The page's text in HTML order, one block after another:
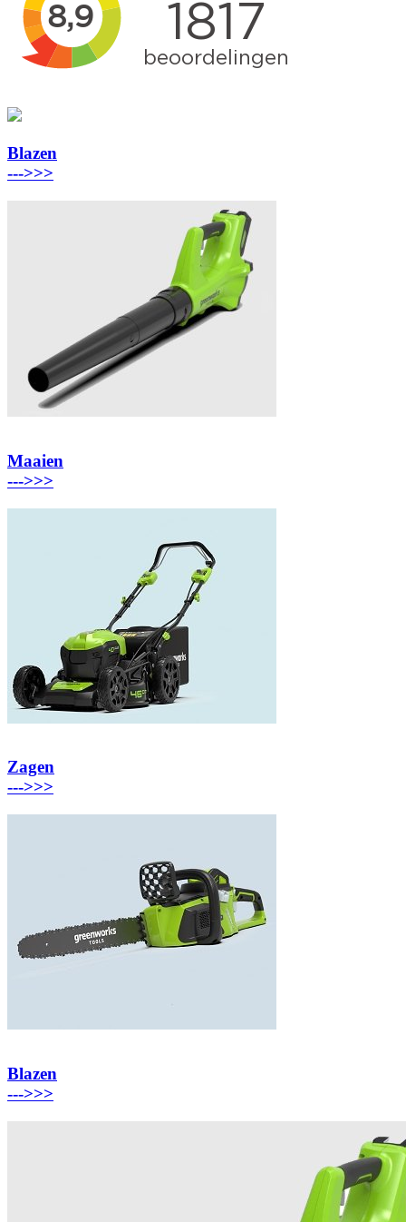
Blazen
--->>>
Maaien
--->>>
Zagen
--->>>
Blazen
--->>>